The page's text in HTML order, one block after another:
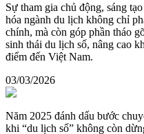
Sự tham gia chủ động, sáng
hóa ngành du lịch không chỉ
chính, mà còn góp phần tháo
sinh thái du lịch số, nâng cao
điểm đến Việt Nam.
03/03/2026
Năm 2025 đánh dấu bước
khi “du lịch số” không còn